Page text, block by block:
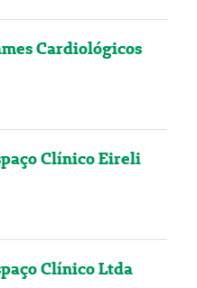
Cardiológicos
Clínico Eireli
Clínico Ltda